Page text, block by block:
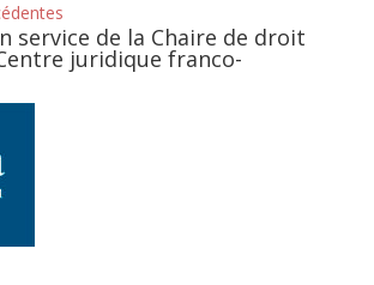
service de la Chaire de droit
juridique franco-